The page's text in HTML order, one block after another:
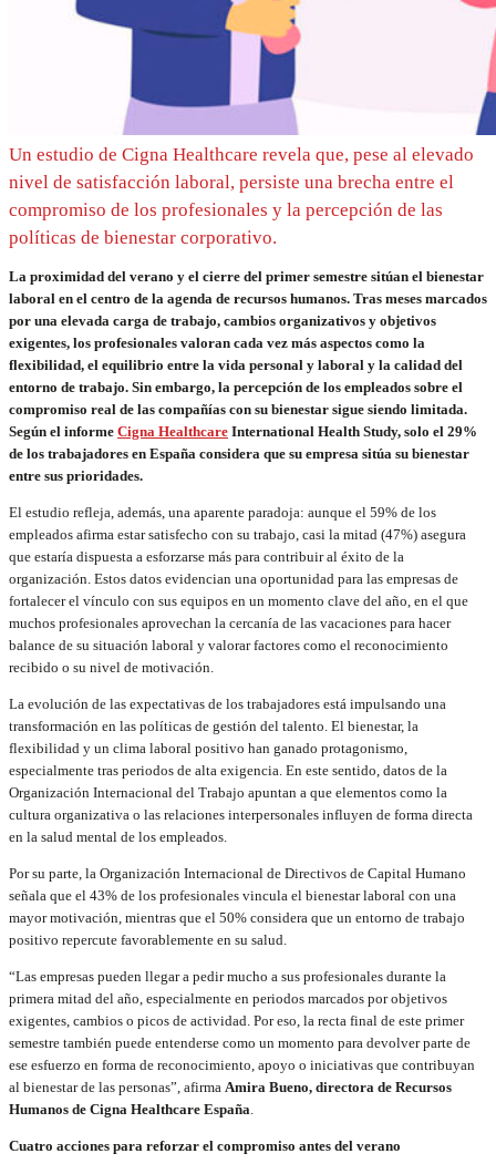
Un estudio de Cigna Healthcare revela que, pese al elevado
nivel de satisfacción laboral, persiste una brecha entre el
compromiso de los profesionales y la percepción de las
políticas de bienestar corporativo.
La proximidad del verano y el cierre del primer semestre sitúan el bienestar
laboral en el centro de la agenda de recursos humanos. Tras meses marcados
por una elevada carga de trabajo, cambios organizativos y objetivos
exigentes, los profesionales valoran cada vez más aspectos como la
flexibilidad, el equilibrio entre la vida personal y laboral y la calidad del
entorno de trabajo. Sin embargo, la percepción de los empleados sobre el
compromiso real de las compañías con su bienestar sigue siendo limitada.
Según el informe Cigna Healthcare International Health Study, solo el 29%
de los trabajadores en España considera que su empresa sitúa su bienestar
entre sus prioridades.
El estudio refleja, además, una aparente paradoja: aunque el 59% de los
empleados afirma estar satisfecho con su trabajo, casi la mitad (47%) asegura
que estaría dispuesta a esforzarse más para contribuir al éxito de la
organización. Estos datos evidencian una oportunidad para las empresas de
fortalecer el vínculo con sus equipos en un momento clave del año, en el que
muchos profesionales aprovechan la cercanía de las vacaciones para hacer
balance de su situación laboral y valorar factores como el reconocimiento
recibido o su nivel de motivación.
La evolución de las expectativas de los trabajadores está impulsando una
transformación en las políticas de gestión del talento. El bienestar, la
flexibilidad y un clima laboral positivo han ganado protagonismo,
especialmente tras periodos de alta exigencia. En este sentido, datos de la
Organización Internacional del Trabajo apuntan a que elementos como la
cultura organizativa o las relaciones interpersonales influyen de forma directa
en la salud mental de los empleados.
Por su parte, la Organización Internacional de Directivos de Capital Humano
señala que el 43% de los profesionales vincula el bienestar laboral con una
mayor motivación, mientras que el 50% considera que un entorno de trabajo
positivo repercute favorablemente en su salud.
“Las empresas pueden llegar a pedir mucho a sus profesionales durante la
primera mitad del año, especialmente en periodos marcados por objetivos
exigentes, cambios o picos de actividad. Por eso, la recta final de este primer
semestre también puede entenderse como un momento para devolver parte de
ese esfuerzo en forma de reconocimiento, apoyo o iniciativas que contribuyan
al bienestar de las personas”, afirma Amira Bueno, directora de Recursos
Humanos de Cigna Healthcare España.
Cuatro acciones para reforzar el compromiso antes del verano